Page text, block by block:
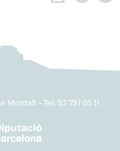
Montalt - Tel. 93 791 05 11